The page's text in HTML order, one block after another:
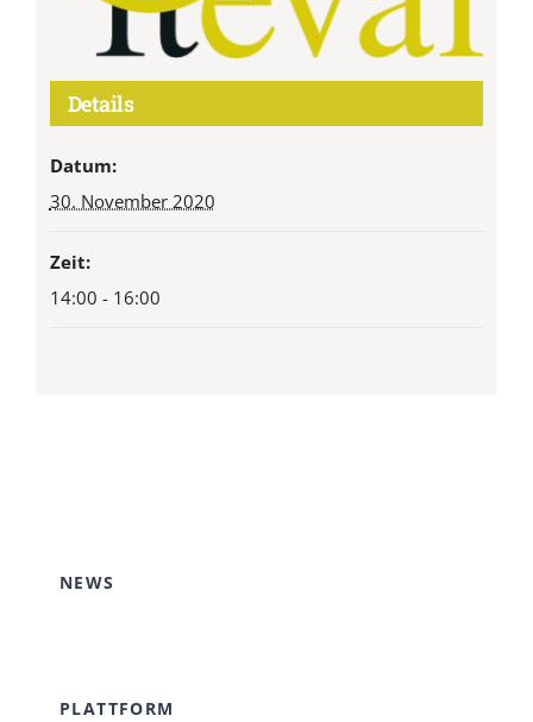
Details
Datum:
30. November 2020
Zeit:
14:00 - 16:00
NEWS
PLATTFORM